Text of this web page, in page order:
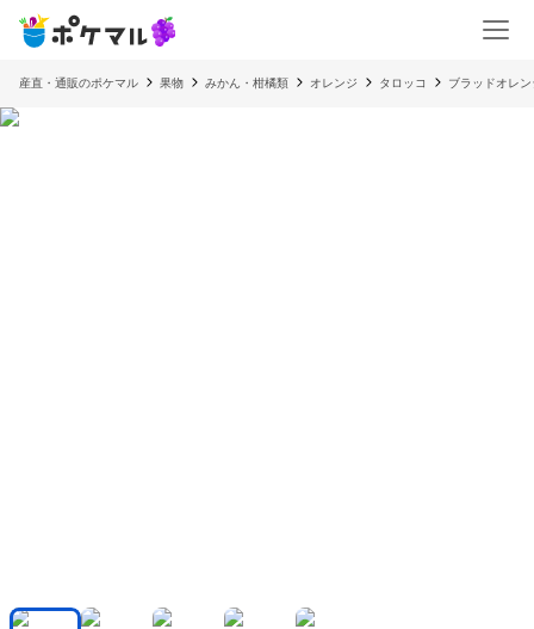
産直・通販のポケマル 果物 みかん・柑橘類 オレンジ タロッコ ブラッドオレ